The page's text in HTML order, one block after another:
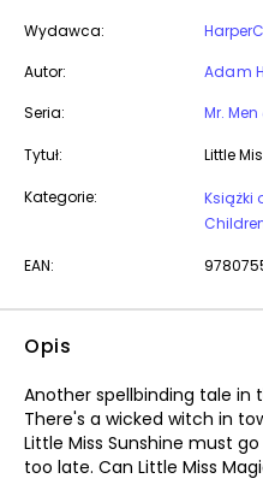
Wydawca:
Autor:
Adam
Seria:
Mr.
Tytuł: Little
Kategorie:
Książki
EAN:
Opis
Another spellbinding tale in
There's a wicked witch in
Little Miss Sunshine must
too late. Can Little Miss